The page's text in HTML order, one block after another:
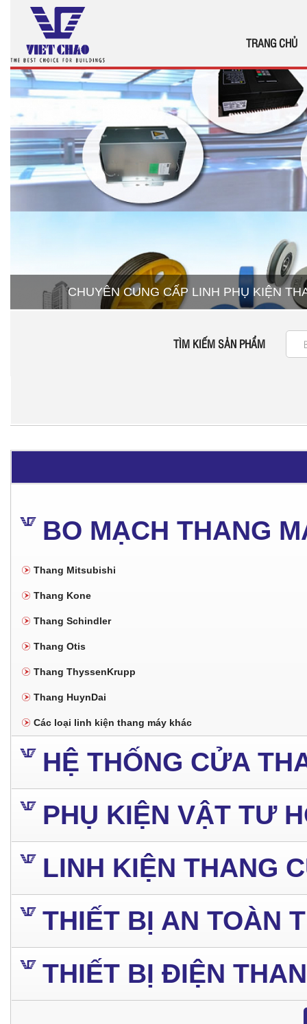
TRANG CHỦ
CHUYÊN CUNG CẤP LINH PHỤ KIỆN
TÌM KIẾM SẢN PHẨM
BO MẠCH THANG
Thang Mitsubishi
Thang Kone
Thang Schindler
Thang Otis
Thang ThyssenKrupp
Thang HuynDai
Các loại linh kiện thang máy khác
HỆ THỐNG CỬA
PHỤ KIỆN VẬT TƯ
LINH KIỆN THANG
THIẾT BỊ AN TOÀN
THIẾT BỊ ĐIỆN